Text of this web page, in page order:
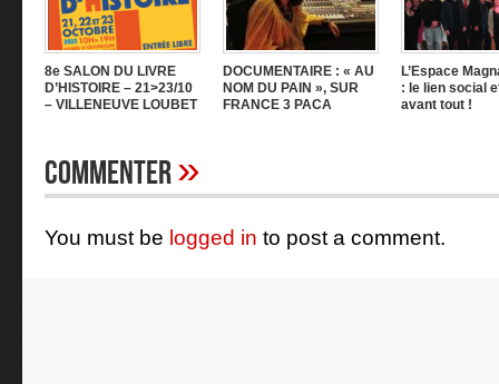
8e SALON DU LIVRE
D’HISTOIRE – 21>23/10
– VILLENEUVE LOUBET
DOCUMENTAIRE : « AU
NOM DU PAIN », SUR
FRANCE 3 PACA
L’Espace
: le lien social
avant tout !
Commenter»
You must be logged in to post a comment.